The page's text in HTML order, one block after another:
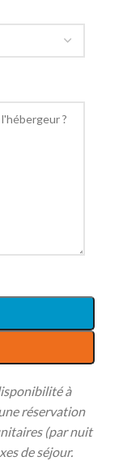
à
réservation
(par nuit
de séjour.